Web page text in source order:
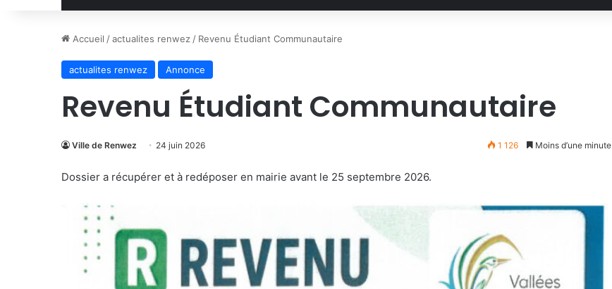
Accueil /actualites renwez / Revenu Étudiant Communautaire
actualites renwez Annonce
Revenu Étudiant Communautaire
Ville de Renwez 24 juin 2026 1 126 Moins d’une minute
Dossier a récupérer et à redéposer en mairie avant le 25 septembre 2026.